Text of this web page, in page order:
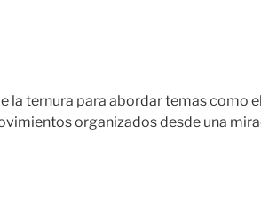
la ternura para abordar temas como
organizados desde una